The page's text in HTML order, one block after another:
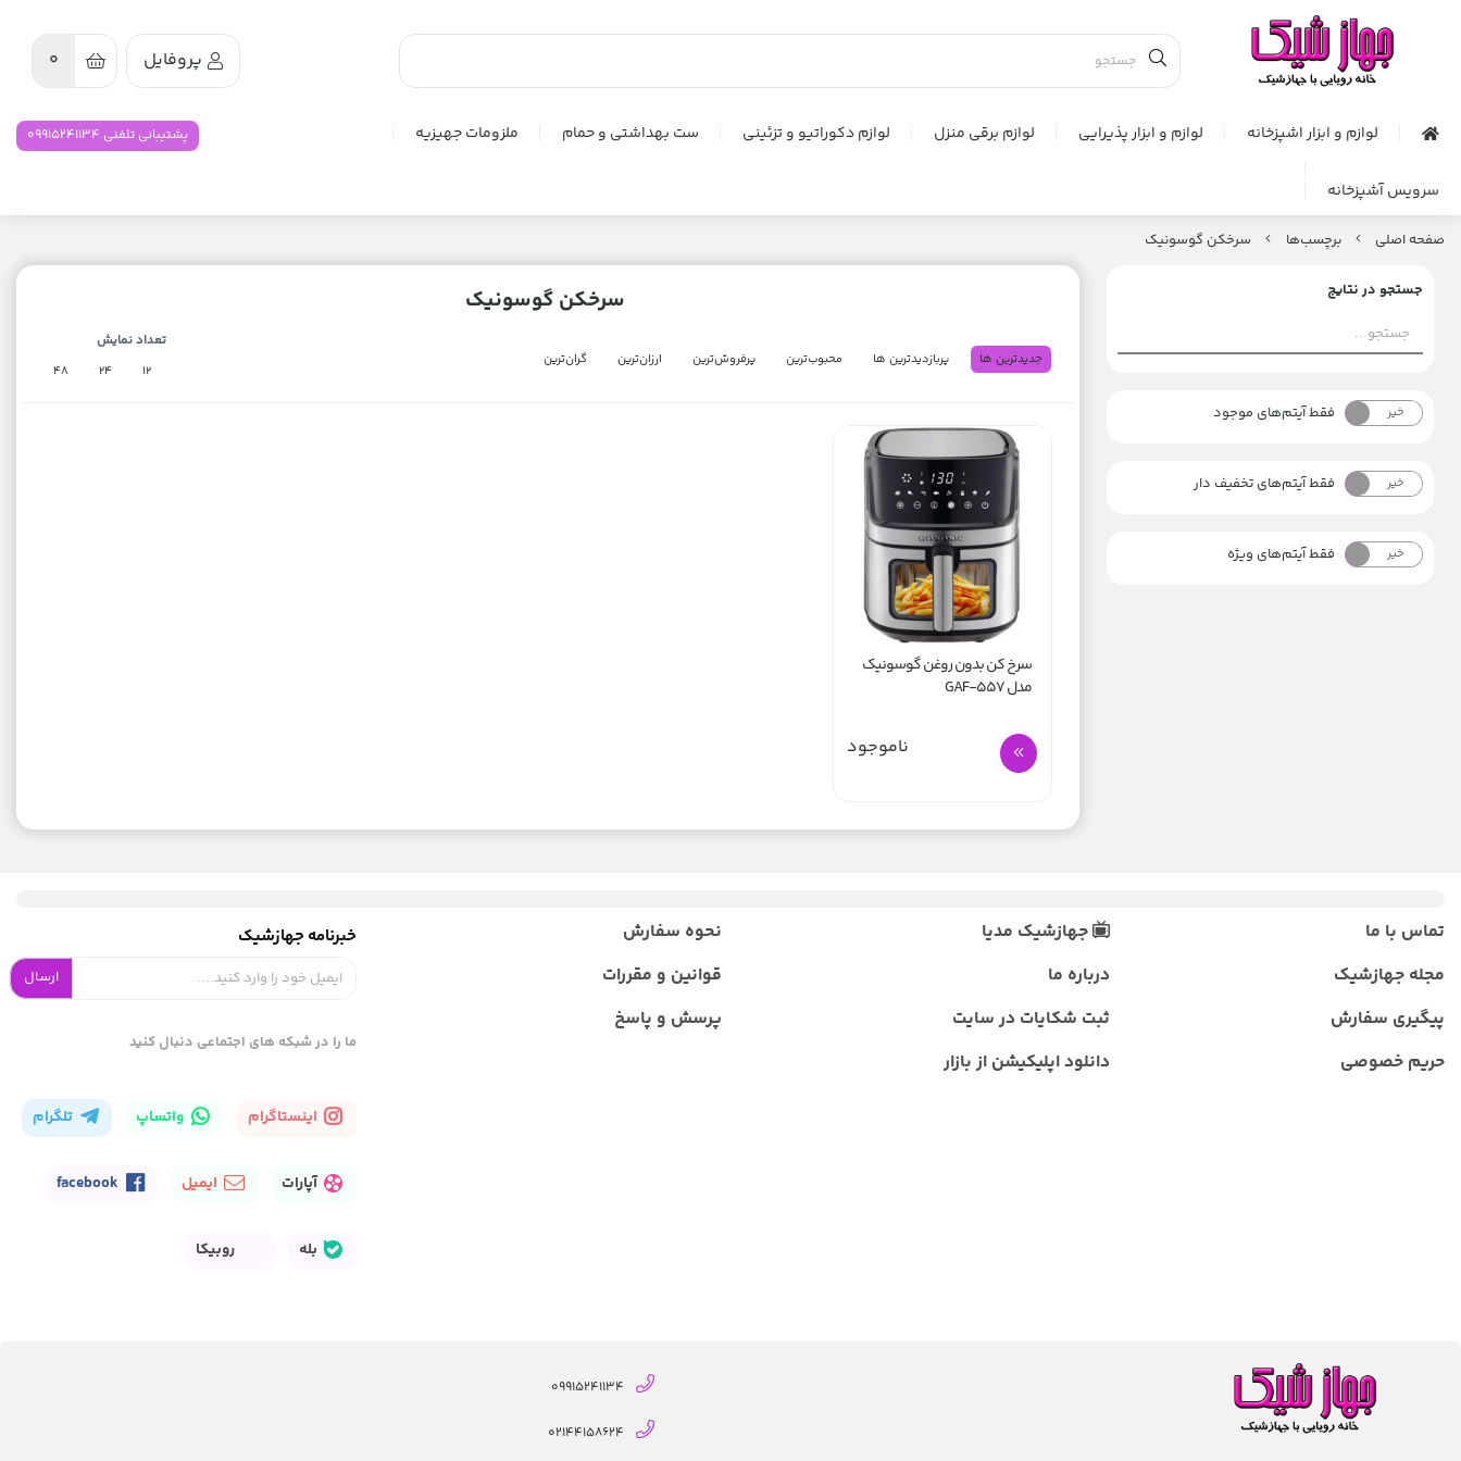
پروفایل 0
لوازم و ابزار اشپزخانه لوازم و ابزار پذیرایی لوازم برقی منزل لوازم دکوراتیو و تزئینی ست بهداشتی و حمام ملزومات جهیزیه
سرویس آشپزخانه
پشتیبانی تلفنی 09915241134
صفحه اصلی برچسب‌ها سرخکن گوسونیک
جستجو در نتایج
بله خیر فقط آیتم‌های موجود
بله خیر فقط آیتم‌های تخفیف دار
بله خیر فقط آیتم‌های ویژه
سرخکن گوسونیک
جدیدترین ها پربازدیدترین ها محبوب‌‌ترین پرفروش‌ترین ارزان‌ترین گران‌ترین
تعداد نمایش
12
24
48
سرخ کن بدون روغن گوسونیک
مدل GAF-557
ناموجود
تماس با ما جهازشیک مدیا
نحوه سفارش
مجله جهازشیک
درباره ما
قوانین و مقررات
پیگیری سفارش
ثبت شکایات در سایت
پرسش و پاسخ
حریم خصوصی
دانلود اپلیکیشن از بازار
خبرنامه جهازشیک
ارسال
ما را در شبکه های اجتماعی دنبال کنید
اینستاگرام واتساپ تلگرام
آپارات ایمیل
بله روبیکا
09915241134
02144158624